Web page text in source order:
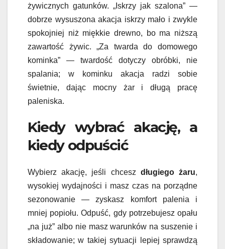
żywicznych gatunków. „Iskrzy jak szalona” —
dobrze wysuszona akacja iskrzy mało i zwykle
spokojniej niż miękkie drewno, bo ma niższą
zawartość żywic. „Za twarda do domowego
kominka” — twardość dotyczy obróbki, nie
spalania; w kominku akacja radzi sobie
świetnie, dając mocny żar i długą pracę
paleniska.
Kiedy wybrać akację, a
kiedy odpuścić
Wybierz akację, jeśli chcesz długiego żaru,
wysokiej wydajności i masz czas na porządne
sezonowanie — zyskasz komfort palenia i
mniej popiołu. Odpuść, gdy potrzebujesz opału
„na już” albo nie masz warunków na suszenie i
składowanie; w takiej sytuacji lepiej sprawdzą